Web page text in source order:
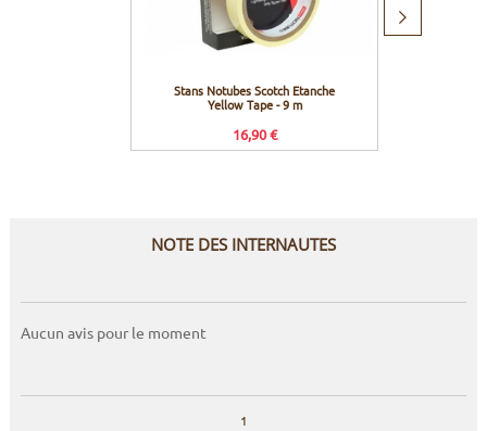
Stans Notubes Scotch Etanche
Yellow Tape - 9 m
16,90 €
Produit
NOTE DES INTERNAUTES
Aucun avis pour le moment
1